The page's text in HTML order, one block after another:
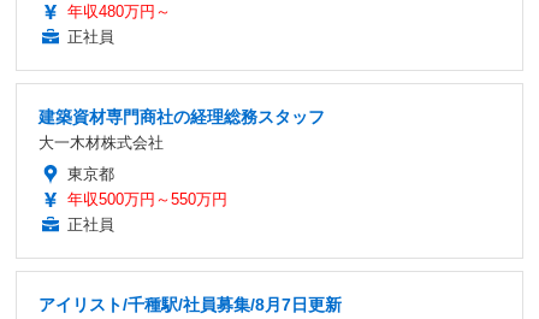
年収480万円～
正社員
建築資材専門商社の経理総務スタッフ
大一木材株式会社
東京都
年収500万円～550万円
正社員
アイリスト/千種駅/社員募集/8月7日更新